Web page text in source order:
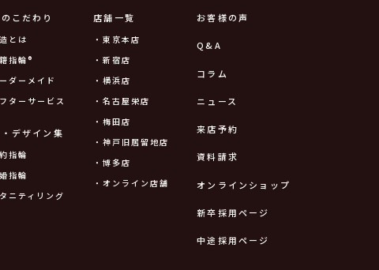
こだわり
とは
指輪®
ダーメイド
ターサービス
デザイン集
指輪
指輪
ニティリング
店舗一覧
・東京本店
・新宿店
・横浜店
・名古屋栄店
・梅田店
・神戸旧居留地店
・博多店
・オンライン店舗
お客様の声
Q&A
コラム
ニュース
来店予約
資料請求
オンラインショップ
新卒採用ページ
中途採用ページ